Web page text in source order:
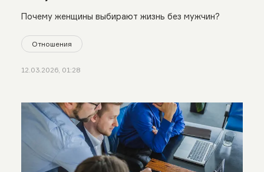
Почему женщины выбирают жизнь без мужчин?
Отношения
12.03.2026, 01:28